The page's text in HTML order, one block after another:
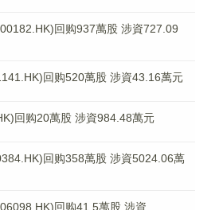
回购937萬股 涉資727.09
回购520萬股 涉資43.16萬元
回购20萬股 涉資984.48萬元
回购358萬股 涉資5024.06萬
回购41.5萬股 涉資